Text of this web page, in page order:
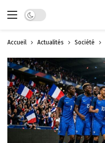
Dark mode
Accueil Actualités Société